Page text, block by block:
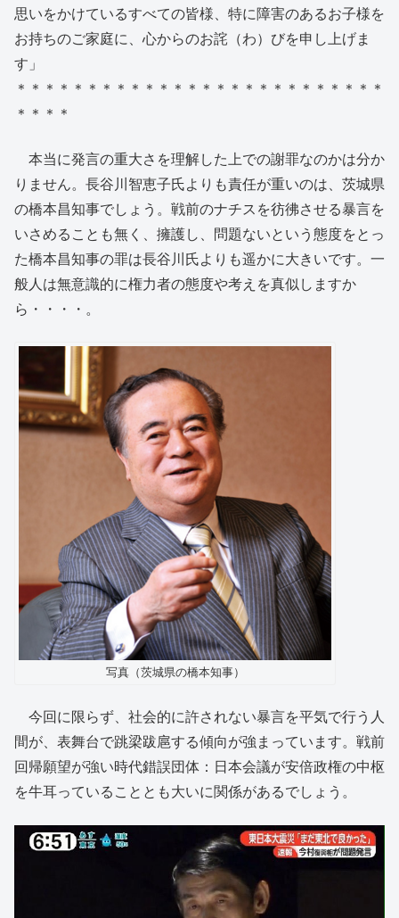
思いをかけているすべての皆様、特に障害のあるお子様を
お持ちのご家庭に、心からのお詫（わ）びを申し上げま
す」
＊＊＊＊＊＊＊＊＊＊＊＊＊＊＊＊＊＊＊＊＊＊＊＊＊＊
＊＊＊＊
本当に発言の重大さを理解した上での謝罪なのかは分か
りません。長谷川智恵子氏よりも責任が重いのは、茨城県
の橋本昌知事でしょう。戦前のナチスを彷彿させる暴言を
いさめることも無く、擁護し、問題ないという態度をとっ
た橋本昌知事の罪は長谷川氏よりも遥かに大きいです。一
般人は無意識的に権力者の態度や考えを真似しますか
ら・・・・。
写真（茨城県の橋本知事）
今回に限らず、社会的に許されない暴言を平気で行う人
間が、表舞台で跳梁跋扈する傾向が強まっています。戦前
回帰願望が強い時代錯誤団体：日本会議が安倍政権の中枢
を牛耳っていることとも大いに関係があるでしょう。